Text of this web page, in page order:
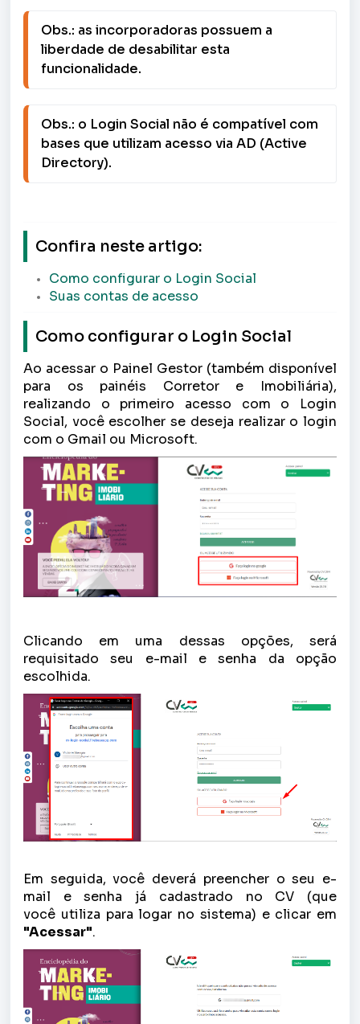
Obs.: as incorporadoras possuem a
liberdade de desabilitar esta
Obs.: o Login Social não é compatível com
bases que utilizam acesso via AD (Active
Directory).
Confira neste artigo:
Como configurar o Login Social
Suas contas de acesso
Como configurar o Login Social
Ao acessar o Painel Gestor (também disponível
para os painéis Corretor e Imobiliária),
realizando o primeiro acesso com o Login
Social, você escolher se deseja realizar o login
com o Gmail ou Microsoft.
Clicando em uma dessas opções, será
requisitado seu e-mail e senha da opção
escolhida.
Em seguida, você deverá preencher o seu e-
mail e senha já cadastrado no CV (que
você utiliza para logar no sistema) e clicar em
"Acessar".